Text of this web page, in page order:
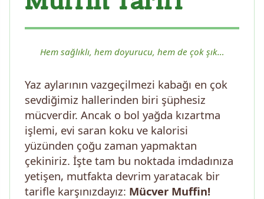
Hem sağlıklı, hem doyurucu, hem de çok şık…
Yaz aylarının vazgeçilmezi kabağı en çok
sevdiğimiz hallerinden biri şüphesiz
mücverdir. Ancak o bol yağda kızartma
işlemi, evi saran koku ve kalorisi
yüzünden çoğu zaman yapmaktan
çekiniriz. İşte tam bu noktada imdadınıza
yetişen, mutfakta devrim yaratacak bir
tarifle karşınızdayız: Mücver Muffin!